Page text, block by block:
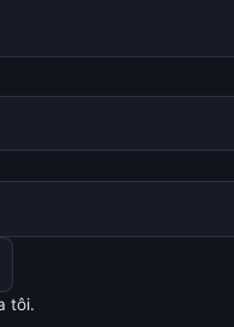
tôi.